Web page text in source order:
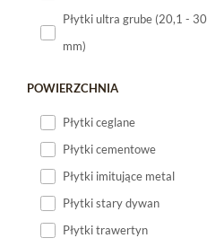
Płytki małe
Płytki ultra grube (20,1 - 30
mm)
POWIERZCHNIA
Płytki ceglane
Płytki cementowe
Płytki imitujące metal
Płytki stary dywan
Płytki trawertyn